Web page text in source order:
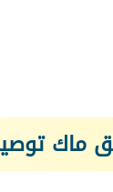
ماك